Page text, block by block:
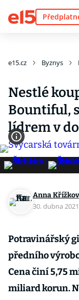
e15.cz Byznys
Nestlé
Bountiful,
lídrem v
Anna
30. dubna 2021
Potravinářský
předního
Cena činí 5,75
miliard korun.